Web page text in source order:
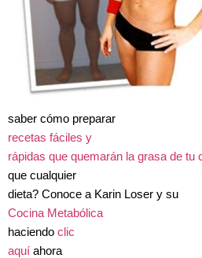
saber cómo preparar
recetas fáciles y
rápidas que quemarán la grasa de tu
que cualquier
dieta? Conoce a Karin Loser y su
Cocina Metabólica
haciendo clic
aquí ahora